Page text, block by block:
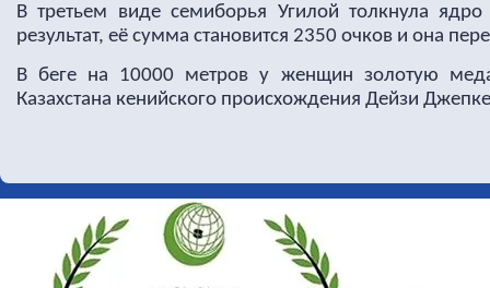
В третьем виде семиборья Угилой толкнула
результат, её сумма становится 2350 очков и она
В беге на 10000 метров у женщин золотую
Казахстана кенийского происхождения Дейзи